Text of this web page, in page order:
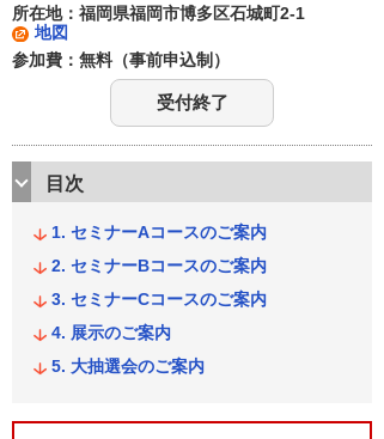
所在地：福岡県福岡市博多区石城町2-1
地図
参加費：無料（事前申込制）
受付終了
目次
セミナーAコースのご案内
セミナーBコースのご案内
セミナーCコースのご案内
展示のご案内
大抽選会のご案内